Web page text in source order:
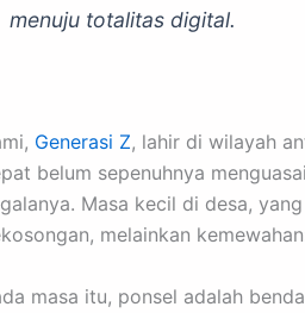
menuju totalitas digital.
Generasi Z, lahir di wilayah
belum sepenuhnya
Masa kecil di desa,
melainkan
masa itu, ponsel adalah